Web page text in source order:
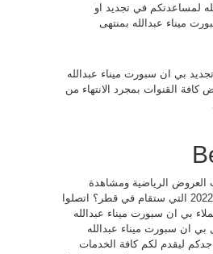
لمساعدتكم في تجديد او
ميناء عبدالله بمنتهى
بي ان سبورت ميناء عبدالله
القنوات بمجرد الانتهاء من
العروض الرياضية ومشاهدة
مباريات كأس العالم 2022 التي ستقام في قطر؟ اتصلوا
بي ان سبورت ميناء عبدالله
بي ان سبورت ميناء عبدالله
ليقدم لكم كافة الخدمات